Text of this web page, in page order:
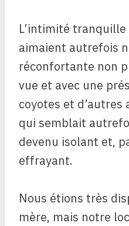
L’intimité
aimaient autrefois
réconfortante non
vue et avec une
coyotes et d’autres
qui semblait
devenu isolant et,
effrayant.
Nous étions très
mère, mais notre